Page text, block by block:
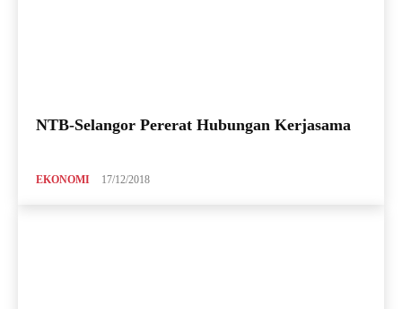
NTB-Selangor Pererat Hubungan Kerjasama
EKONOMI 17/12/2018